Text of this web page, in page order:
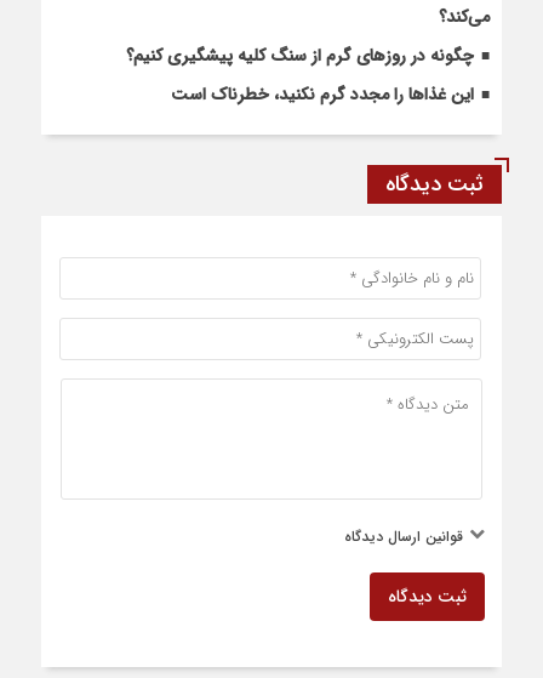
می‌کند؟
چگونه در روزهای گرم از سنگ کلیه پیشگیری کنیم؟
این غذاها را مجدد گرم نکنید، خطرناک است
ثبت دیدگاه
قوانین ارسال دیدگاه
ثبت دیدگاه